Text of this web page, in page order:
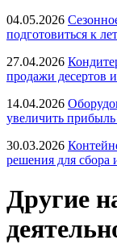
04.05.2026
подготовиться к
27.04.2026
продажи десертов
14.04.2026
увеличить прибыль
30.03.2026
решения для сбора
Другие